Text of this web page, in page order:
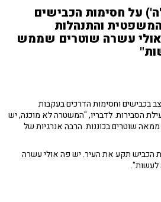
על חסימות הכבישים
והתנהלות
עשרה שוטרים שממש
בכבישים וחסימות הדרכים בעקבות
הסבירות. לדבריו, "המשטרה לא מוכנה, יש
שוטרים בכוננות. הרבה אנרגיות של
הכביש תקע את העיר. יש פה אולי עשרה
לעשות".